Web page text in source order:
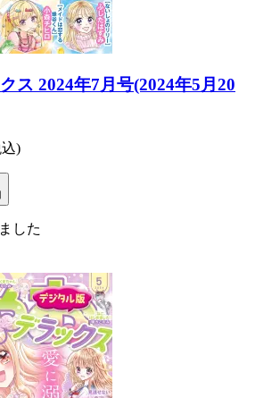
ス 2024年7月号(2024年5月20
)
した